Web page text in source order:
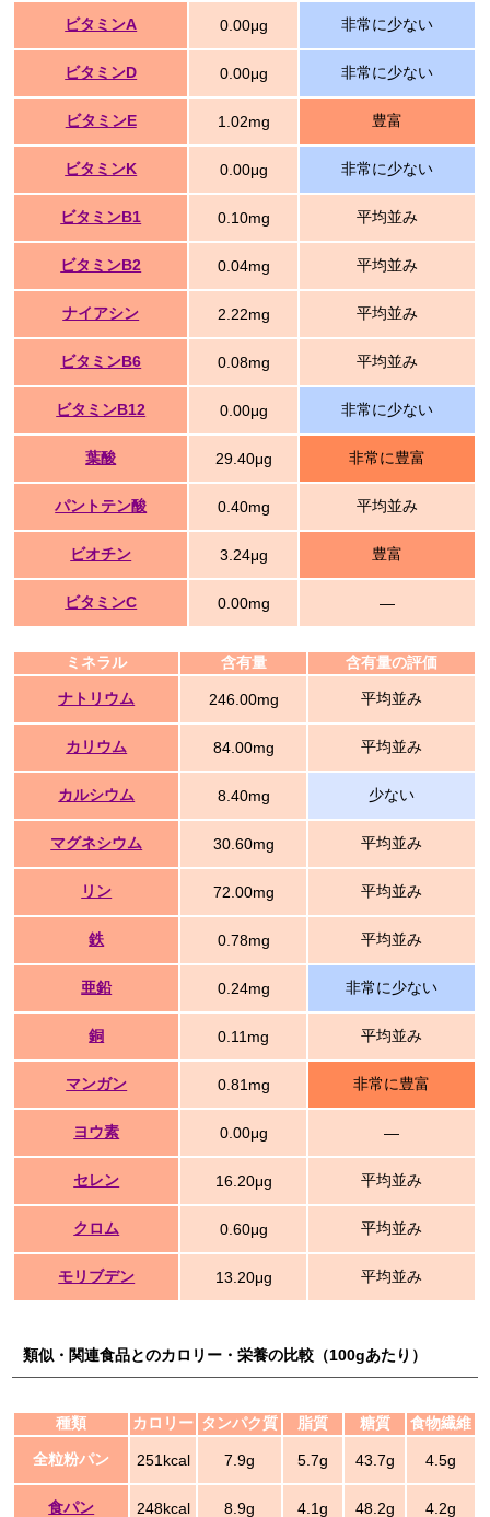
ビタミンA 0.00μg 非常に少ない
ビタミンD 0.00μg 非常に少ない
ビタミンE 1.02mg 豊富
ビタミンK 0.00μg 非常に少ない
ビタミンB1 0.10mg 平均並み
ビタミンB2 0.04mg 平均並み
ナイアシン 2.22mg 平均並み
ビタミンB6 0.08mg 平均並み
ビタミンB12 0.00μg 非常に少ない
葉酸 29.40μg 非常に豊富
パントテン酸 0.40mg 平均並み
ビオチン 3.24μg 豊富
ビタミンC 0.00mg ―
ミネラル 含有量 含有量の評価
ナトリウム 246.00mg 平均並み
カリウム 84.00mg 平均並み
カルシウム 8.40mg 少ない
マグネシウム 30.60mg 平均並み
リン 72.00mg 平均並み
鉄 0.78mg 平均並み
亜鉛 0.24mg 非常に少ない
銅 0.11mg 平均並み
マンガン 0.81mg 非常に豊富
ヨウ素 0.00μg ―
セレン 16.20μg 平均並み
クロム 0.60μg 平均並み
モリブデン 13.20μg 平均並み
類似・関連食品とのカロリー・栄養の比較（100gあたり）
種類 カロリー タンパク質 脂質 糖質 食物繊維
全粒粉パン 251kcal 7.9g 5.7g 43.7g 4.5g
食パン 248kcal 8.9g 4.1g 48.2g 4.2g